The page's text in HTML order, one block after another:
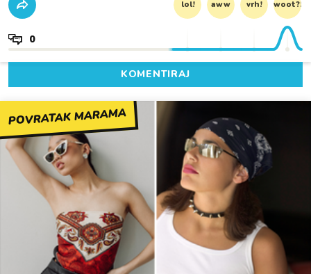
lol! aww vrh! woot?!
0
KOMENTIRAJ
POVRATAK MARAMA